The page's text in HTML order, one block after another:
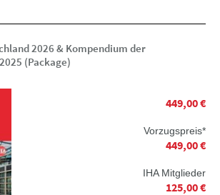
2026 & Kompendium der
(Package)
449,00 €
Vorzugspreis*
449,00 €
IHA Mitglieder
125,00 €